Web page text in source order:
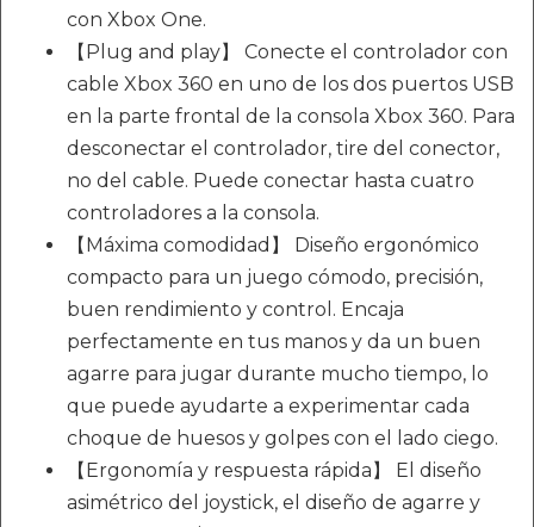
con Xbox One.
【Plug and play】 Conecte el controlador con
cable Xbox 360 en uno de los dos puertos USB
en la parte frontal de la consola Xbox 360. Para
desconectar el controlador, tire del conector,
no del cable. Puede conectar hasta cuatro
controladores a la consola.
【Máxima comodidad】 Diseño ergonómico
compacto para un juego cómodo, precisión,
buen rendimiento y control. Encaja
perfectamente en tus manos y da un buen
agarre para jugar durante mucho tiempo, lo
que puede ayudarte a experimentar cada
choque de huesos y golpes con el lado ciego.
【Ergonomía y respuesta rápida】 El diseño
asimétrico del joystick, el diseño de agarre y